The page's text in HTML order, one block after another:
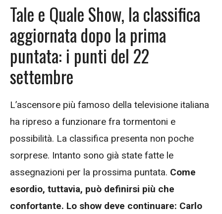
Tale e Quale Show, la classifica
aggiornata dopo la prima
puntata: i punti del 22
settembre
L’ascensore più famoso della televisione italiana
ha ripreso a funzionare fra tormentoni e
possibilità. La classifica presenta non poche
sorprese. Intanto sono già state fatte le
assegnazioni per la prossima puntata. Come
esordio, tuttavia, può definirsi più che
confortante. Lo show deve continuare: Carlo